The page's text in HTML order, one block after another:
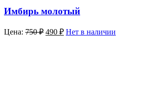
Имбирь молотый
Цена: 750₽ 490 ₽ Нет в наличии